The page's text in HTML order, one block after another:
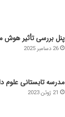
پنل بررسی تأثیر هوش
26 دسامبر 2025
مدرسه تابستانی علوم
21 ژوئن 2023